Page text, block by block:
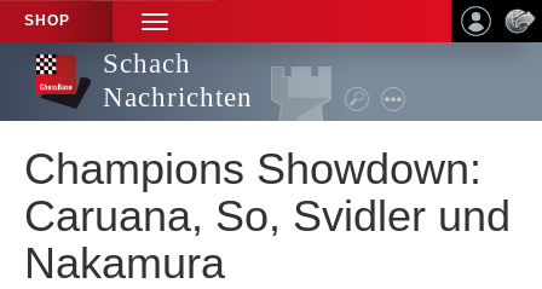
SHOP
TOGGLE
NAVIGATION
Schach
Nachrichten
Champions Showdown:
Caruana, So, Svidler und
Nakamura